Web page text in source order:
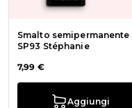
Smalto semipermanente
SP93 Stéphanie
7,99 €
Aggiungi